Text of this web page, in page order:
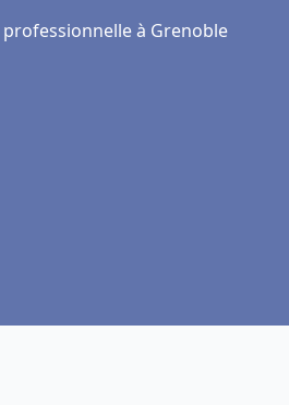
à Grenoble